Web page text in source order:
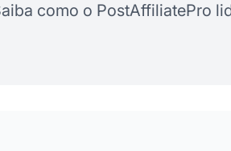
como o PostAffiliatePro